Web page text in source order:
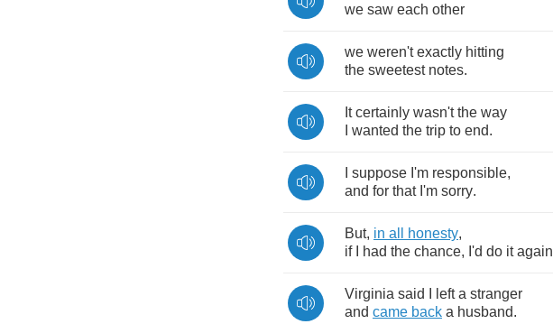
we saw each other
we weren't exactly hitting
the sweetest notes.
It certainly wasn't the way
wanted the trip to end.
suppose I'm responsible,
and for that I'm sorry.
But, in all honesty,
if
had the chance, I'd do it again
Virginia said left a stranger
and came back a husband.